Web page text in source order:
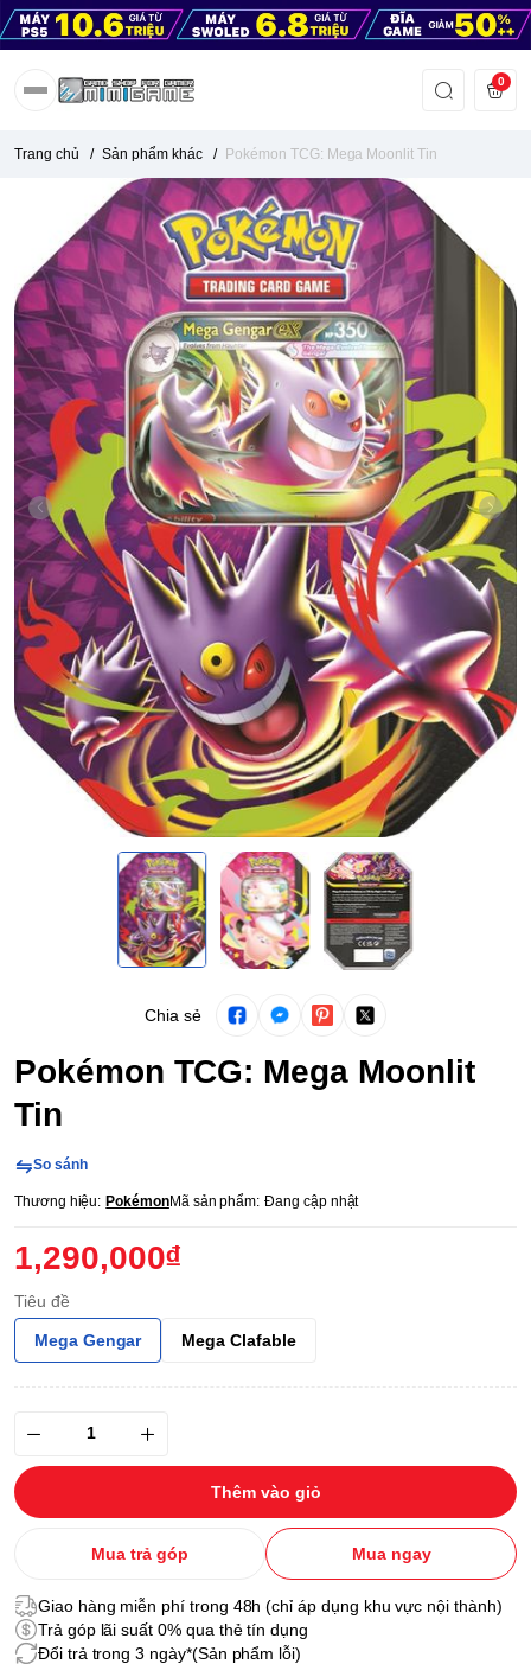
0
Trang chủ / Sản phẩm khác / Pokémon TCG: Mega Moonlit Tin
Chia sẻ
Pokémon TCG: Mega Moonlit
Tin
So sánh
Thương hiệu: PokémonMã sản phẩm: Đang cập nhật
1,290,000₫
Tiêu đề
Mega Gengar Mega Clafable
Thêm vào giỏ
Mua trả góp Mua ngay
Giao hàng miễn phí trong 48h (chỉ áp dụng khu vực nội thành)
Trả góp lãi suất 0% qua thẻ tín dụng
Đổi trả trong 3 ngày*(Sản phẩm lỗi)